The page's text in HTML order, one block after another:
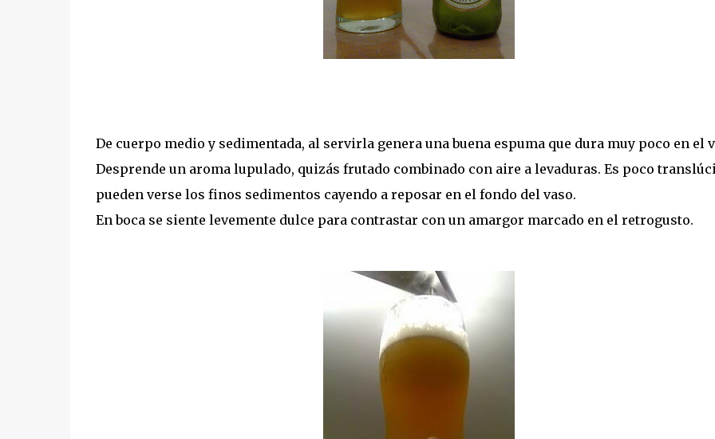
De cuerpo medio y sedimentada, al servirla genera una buena espuma que dura muy poco en el
Desprende un aroma lupulado, quizás frutado combinado con aire a levaduras. Es poco
pueden verse los finos sedimentos cayendo a reposar en el fondo del vaso.
En boca se siente levemente dulce para contrastar con un amargor marcado en el retrogusto.